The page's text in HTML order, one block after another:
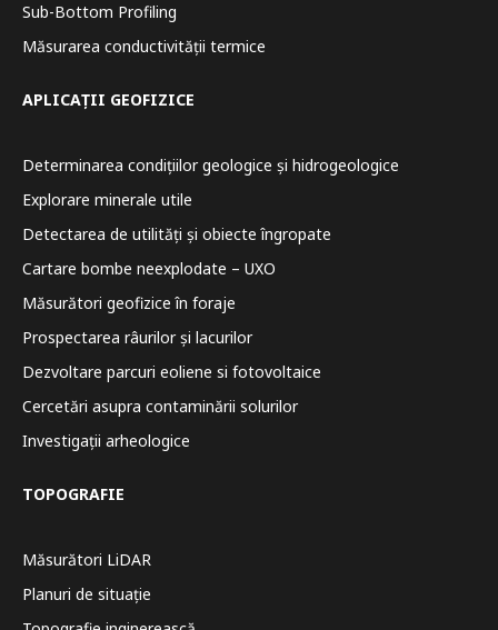
Sub-Bottom Profiling
Măsurarea conductivității termice
APLICAȚII GEOFIZICE
Determinarea condițiilor geologice și hidrogeologice
Explorare minerale utile
Detectarea de utilități și obiecte îngropate
Cartare bombe neexplodate – UXO
Măsurători geofizice în foraje
Prospectarea râurilor și lacurilor
Dezvoltare parcuri eoliene si fotovoltaice
Cercetări asupra contaminării solurilor
Investigații arheologice
TOPOGRAFIE
Măsurători LiDAR
Planuri de situație